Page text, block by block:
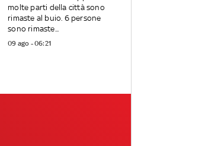
molte parti della città sono
rimaste al buio. 6 persone
sono rimaste...
09 ago - 06:21